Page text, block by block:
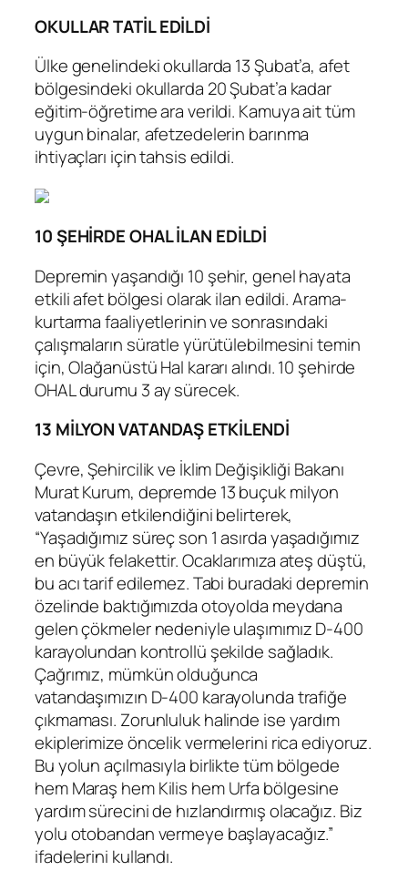
OKULLAR TATİL EDİLDİ
Ülke genelindeki okullarda 13 Şubat’a, afet
bölgesindeki okullarda 20 Şubat’a kadar
eğitim-öğretime ara verildi. Kamuya ait tüm
uygun binalar, afetzedelerin barınma
ihtiyaçları için tahsis edildi.
10 ŞEHİRDE OHAL İLAN EDİLDİ
Depremin yaşandığı 10 şehir, genel hayata
etkili afet bölgesi olarak ilan edildi. Arama-
kurtarma faaliyetlerinin ve sonrasındaki
çalışmaların süratle yürütülebilmesini temin
için, Olağanüstü Hal kararı alındı. 10 şehirde
OHAL durumu 3 ay sürecek.
13 MİLYON VATANDAŞ ETKİLENDİ
Çevre, Şehircilik ve İklim Değişikliği Bakanı
Murat Kurum, depremde 13 buçuk milyon
vatandaşın etkilendiğini belirterek,
“Yaşadığımız süreç son 1 asırda yaşadığımız
en büyük felakettir. Ocaklarımıza ateş düştü,
bu acı tarif edilemez. Tabi buradaki depremin
özelinde baktığımızda otoyolda meydana
gelen çökmeler nedeniyle ulaşımımız D-400
karayolundan kontrollü şekilde sağladık.
Çağrımız, mümkün olduğunca
vatandaşımızın D-400 karayolunda trafiğe
çıkmaması. Zorunluluk halinde ise yardım
ekiplerimize öncelik vermelerini rica ediyoruz.
Bu yolun açılmasıyla birlikte tüm bölgede
hem Maraş hem Kilis hem Urfa bölgesine
yardım sürecini de hızlandırmış olacağız. Biz
yolu otobandan vermeye başlayacağız.”
ifadelerini kullandı.